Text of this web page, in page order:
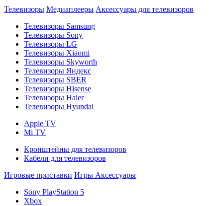
Телевизоры Медиаплееры Аксессуары для телевизоров
Телевизоры Samsung
Телевизоры Sony
Телевизоры LG
Телевизоры Xiaomi
Телевизоры Skyworth
Телевизоры Яндекс
Телевизоры SBER
Телевизоры Hisense
Телевизоры Haier
Телевизоры Hyundai
Apple TV
Mi TV
Кронштейны для телевизоров
Кабели для телевизоров
Игровые приставки Игры Аксессуары
Sony PlayStation 5
Xbox